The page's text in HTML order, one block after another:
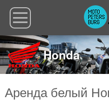
Honda
Аренда белый